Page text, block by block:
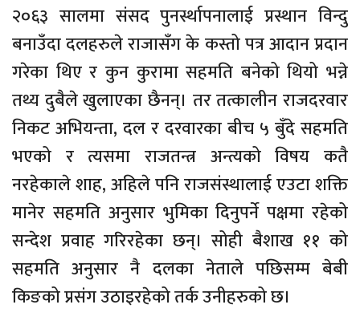
२०६३ सालमा संसद पुनर्स्थापनालाई प्रस्थान विन्दु
बनाउँदा दलहरुले राजासँग के कस्तो पत्र आदान प्रदान
गरेका थिए र कुन कुरामा सहमति बनेको थियो भन्ने
तथ्य दुबैले खुलाएका छैनन्। तर तत्कालीन राजदरवार
निकट अभियन्ता, दल र दरवारका बीच ५ बुँदे सहमति
भएको र त्यसमा राजतन्त्र अन्त्यको विषय कतै
नरहेकाले शाह, अहिले पनि राजसंस्थालाई एउटा शक्ति
मानेर सहमति अनुसार भुमिका दिनुपर्ने पक्षमा रहेको
सन्देश प्रवाह गरिरहेका छन्। सोही बैशाख ११ को
सहमति अनुसार नै दलका नेताले पछिसम्म बेबी
किङको प्रसंग उठाइरहेको तर्क उनीहरुको छ।